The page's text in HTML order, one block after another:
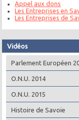
Appel aux dons
Les Entreprises en
Les Entreprises de
Vidéos
Parlement Européen
O.N.U. 2014
O.N.U. 2015
Histoire de Savoie